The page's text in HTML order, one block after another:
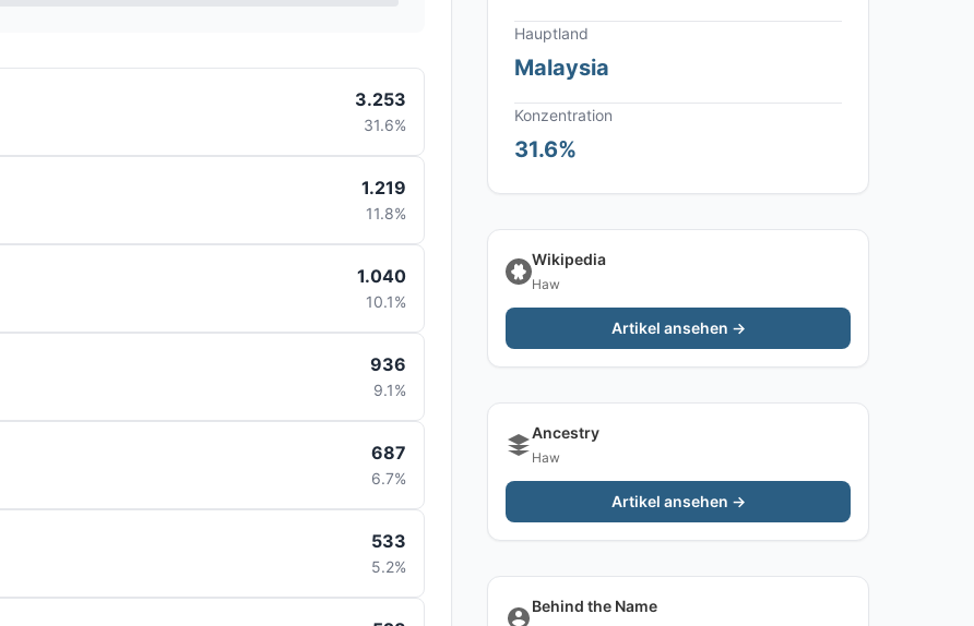
3.253
31.6%
1.219
11.8%
1.040
10.1%
936
9.1%
687
6.7%
533
5.2%
Hauptland
Malaysia
Konzentration
31.6%
Wikipedia
Haw
Artikel ansehen →
Ancestry
Haw
Artikel ansehen →
Behind the Name